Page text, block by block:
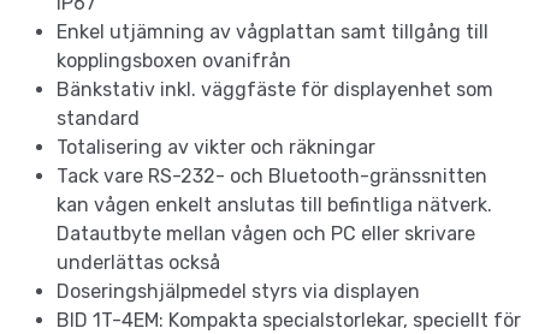
Enkel utjämning av vågplattan samt tillgång till
kopplingsboxen ovanifrån
Bänkstativ inkl. väggfäste för displayenhet som
standard
Totalisering av vikter och räkningar
Tack vare RS-232- och Bluetooth-gränssnitten
kan vågen enkelt anslutas till befintliga nätverk.
Datautbyte mellan vågen och PC eller skrivare
underlättas också
Doseringshjälpmedel styrs via displayen
BID 1T-4EM: Kompakta specialstorlekar, speciellt för